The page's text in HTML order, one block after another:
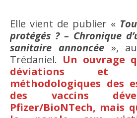
Elle vient de publier «
protégés ? – Chronique
sanitaire annoncée »,
Trédaniel. Un ouvrage
déviations et
méthodologiques des
des vaccins
Pfizer/BioNTech, mais